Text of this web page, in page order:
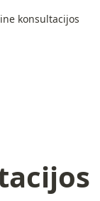
konsultacijos